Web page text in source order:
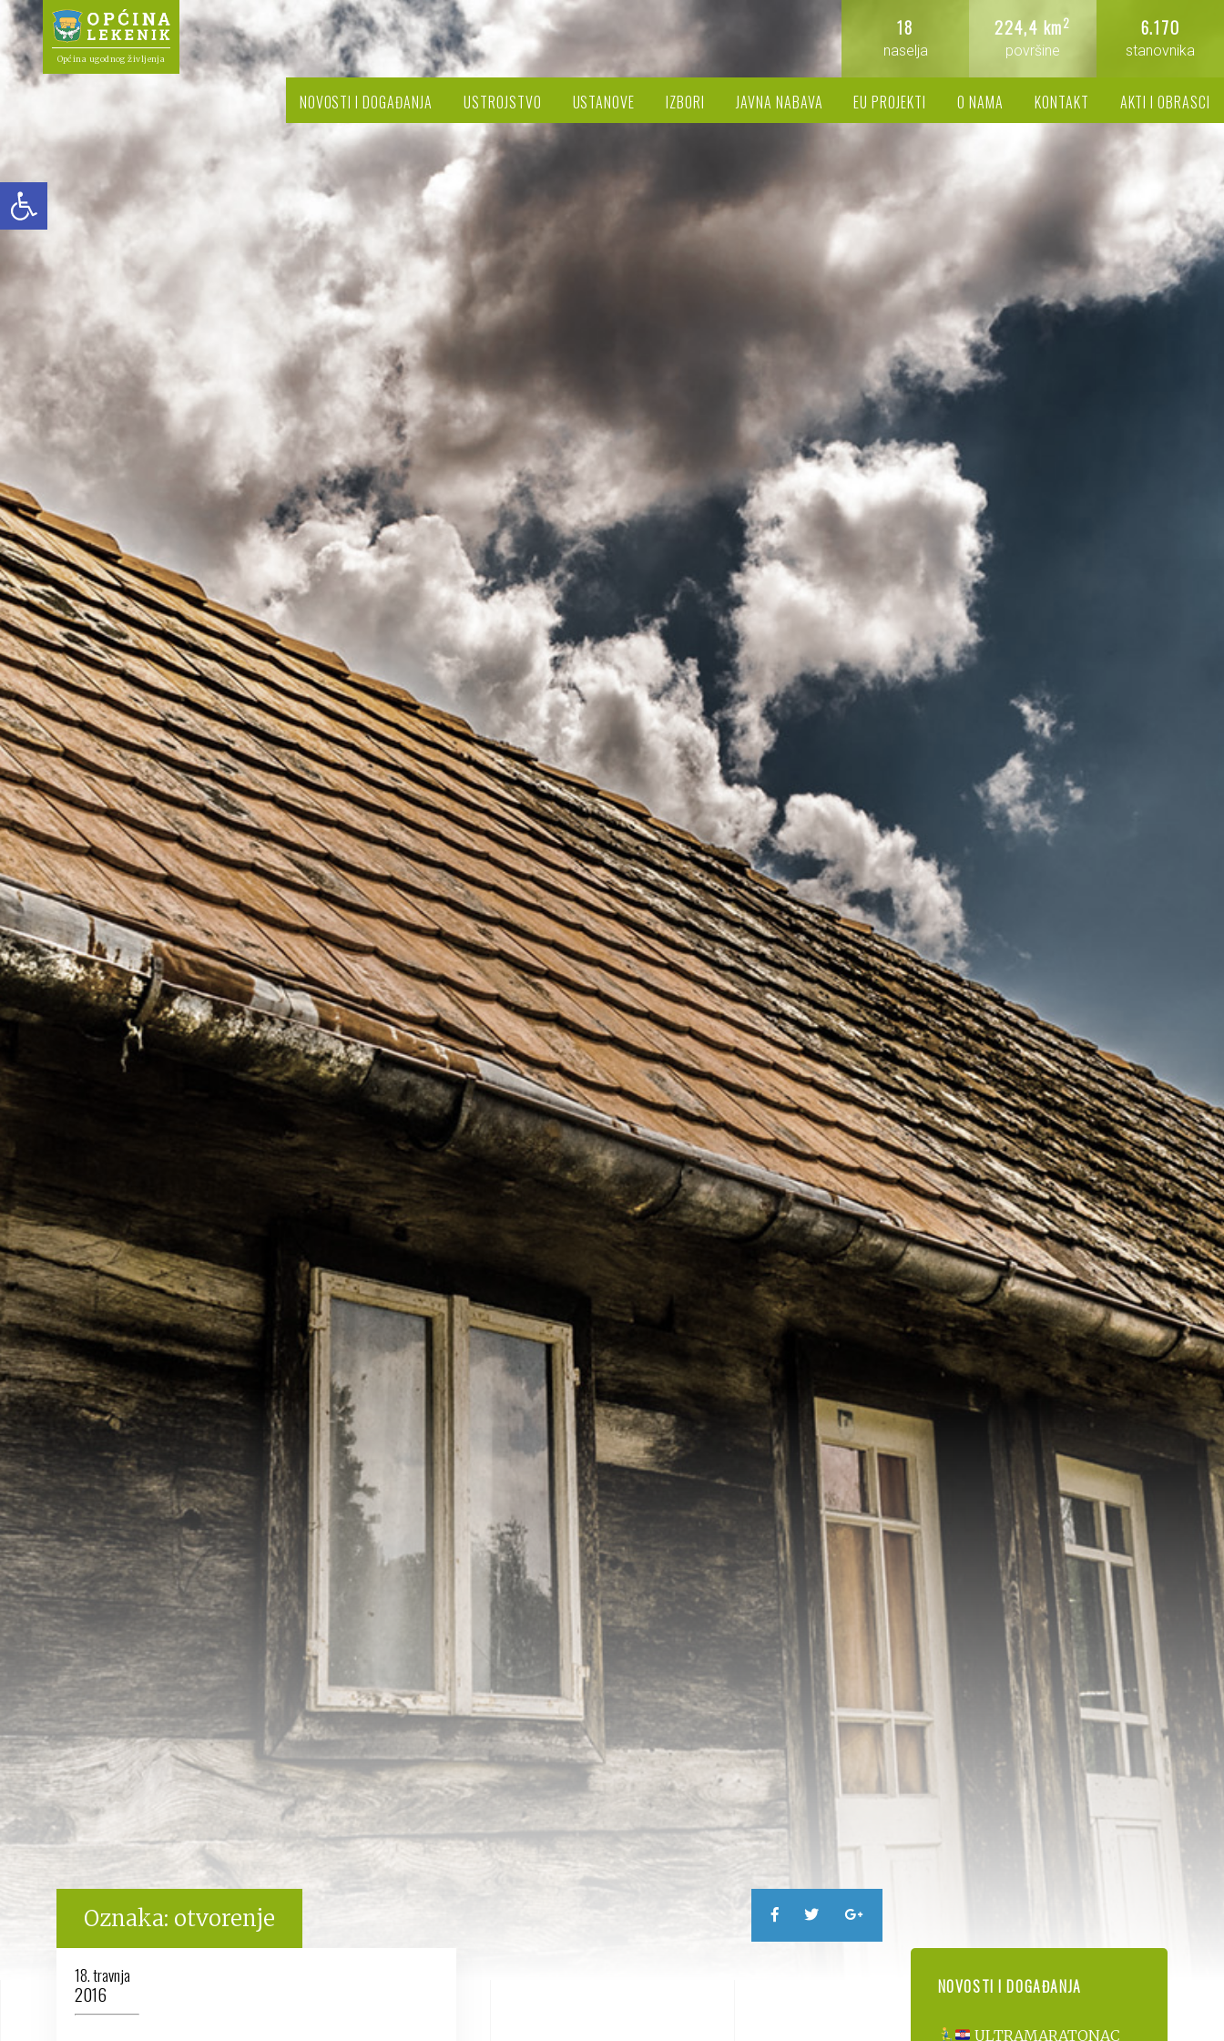
Open toolbar
Općina ugodnog življenja
6.170
stanovnika
224,4 km2
površine
18
naselja
NOVOSTI I DOGAĐANJA USTROJSTVO USTANOVE IZBORI JAVNA NABAVA EU PROJEKTI O NAMA KONTAKT AKTI I OBRASCI
Oznaka: otvorenje
18. travnja
2016 NOVOSTI I DOGAĐANJA
ULTRAMARATONAC